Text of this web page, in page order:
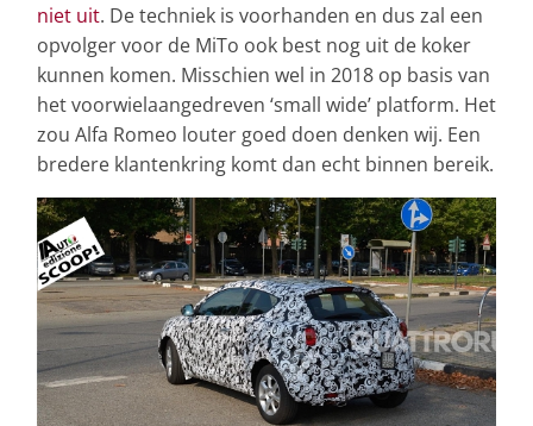
niet uit. De techniek is voorhanden en dus zal een
opvolger voor de MiTo ook best nog uit de koker
kunnen komen. Misschien wel in 2018 op basis van
het voorwielaangedreven ‘small wide’ platform. Het
zou Alfa Romeo louter goed doen denken wij. Een
bredere klantenkring komt dan echt binnen bereik.